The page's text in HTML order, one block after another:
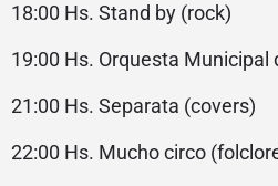
18:00 Hs. Stand by (rock)
19:00 Hs. Orquesta Municipal
21:00 Hs. Separata (covers)
22:00 Hs. Mucho circo